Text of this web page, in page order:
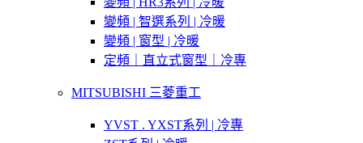
變頻 | 智選系列 | 冷暖
變頻 | 窗型 | 冷暖
定頻｜直立式窗型｜冷專
MITSUBISHI 三菱重工
YVST . YXST系列 | 冷專